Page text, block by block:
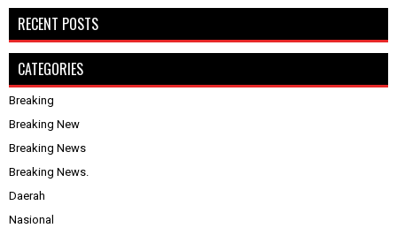
RECENT POSTS
CATEGORIES
Breaking
Breaking New
Breaking News
Breaking News.
Daerah
Nasional